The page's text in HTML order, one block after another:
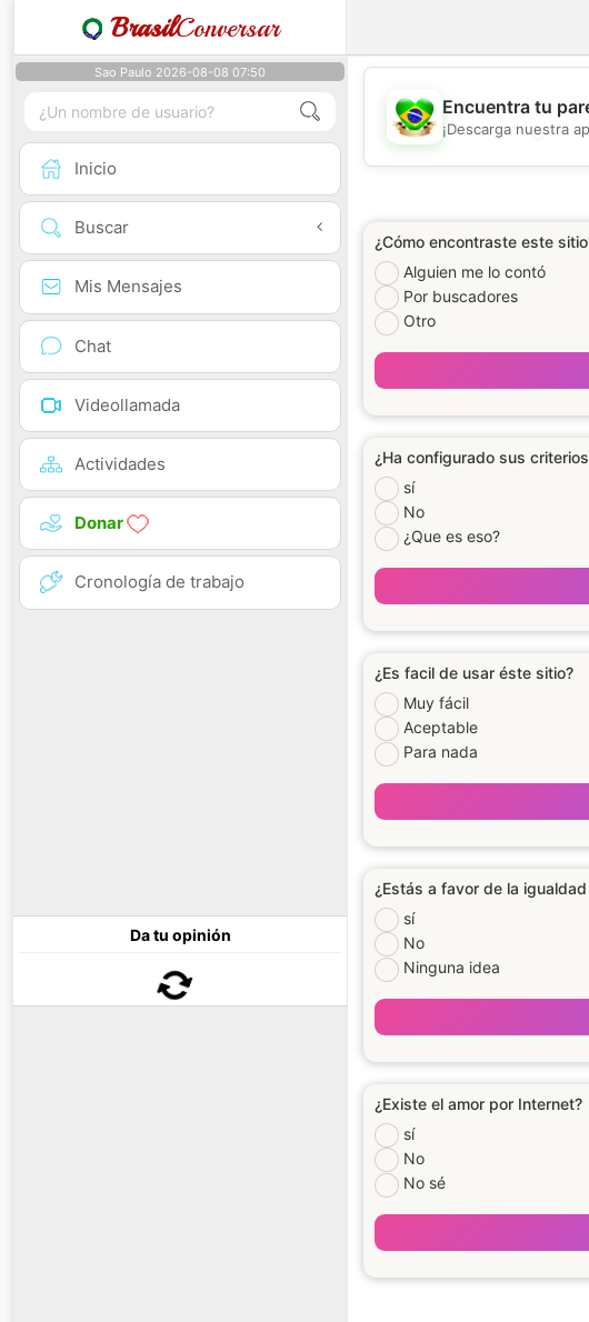
BrasilConversar
Sao Paulo 2026-08-08 07:50
Inicio
Buscar
Mis Mensajes
Chat
Videollamada
Actividades
Donar
Cronología de trabajo
Da tu opinión
💖
Encuentra tu
¡Descarga nuestra
¿Cómo encontraste este
Alguien me lo contó
Por buscadores
Otro
¿Ha configurado sus
sí
No
¿Que es eso?
¿Es facil de usar éste sitio?
Muy fácil
Aceptable
Para nada
¿Estás a favor de la
sí
No
Ninguna idea
¿Existe el amor por Internet?
sí
No
No sé